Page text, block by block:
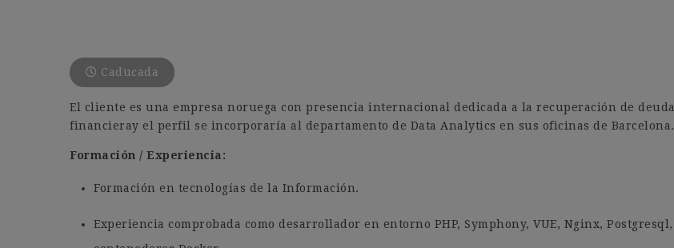
Caducada
El cliente es una empresa noruega con presencia internacional dedicada a la recuperación de deuda
financieray el perfil se incorporaría al departamento de Data Analytics en sus oficinas de Barcelona.
Formación / Experiencia:
Formación en tecnologías de la Información.
Experiencia comprobada como desarrollador en entorno PHP, Symphony, VUE, Nginx, Postgresql,